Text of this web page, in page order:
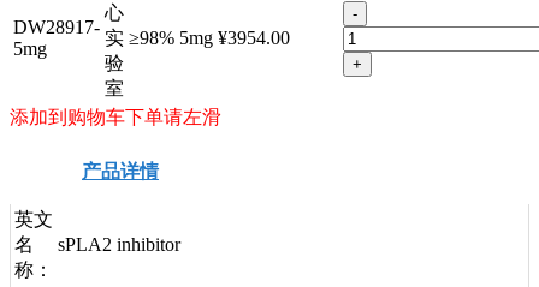
DW28917-
5mg
心
实
验
室
≥98% 5mg ¥3954.00
-
+
添加到购物车下单请左滑
产品详情
英文
名
称：
sPLA2 inhibitor